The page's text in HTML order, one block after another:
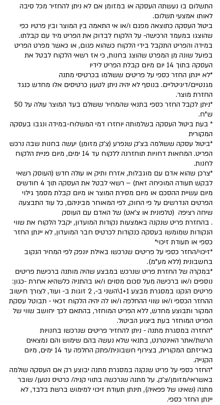
התשלום בו נעשתה העסקה או במזומן אם לא ניתן להחזיר מכל סיבה
לאותו אמצעי תשלום.
ביטול העסקה כתוצאה מפגם ו/או אי התאמה בין המוצר ובין פרטיו כפי
שהוצגו במעמד הרכישה- על הלקוח לבדוק את הפריט מיד עם קבלתו.
במידה והפריט התקבל בידי הלקוח כשהוא פגום, או כאשר מפרט הפריט
בפועל שונה מן המפרט שהוצג בחנות, כי אז רשאי הלקוח לבטל את
העסקה בתוך 14 יום מיום קבלת הפריט לידיו
*לא יינתן החזר כספי על פריטים ששולמו בכרטיסי מתנה
מגנטיים/דיגיטליים. בנוסף לא יהיה ניתן לטעון כרטיסים אלו מחדש כנגד
החזרת מוצר.
*ניתן לקבל החזר כספי בתנאי שהמחיר ששולם בעד המוצר עולה על 50
ש"ח.
* בעת ביטול העסקה בשלמותה יוחזרו דמי המשלוח-במידה ונגבו בעסקה
המקורית
*ביטול עסקה ששולמה בצ'ק שנפרע (צ'ק מזומן) יעשה בחנות שבה נרכש
הפריט. המחאות דחויות תוחזרנה ללקוח עד 14 ימים, מיום פניית הלקוח
לחנות.
*צרכן שהוא אדם עם מוגבלות, אזרח ותיק או עולה חדש (העוסק רשאי
לבקש תעודה המוכיחה זאת) – רשאי לבטל את העסקה תוך 4 חודשים
מיום עשיית ההסכם או מיום מסירת המוצר או מיום קבלת מסמך גילוי
הפרטים הנדרשים על פי החוק, לפי המאוחר מביניהם, כל עוד התבצעה
שיחה רציפה (טלפונית או צ'אט) של האדם עם העוסק
. בהחזרת פריט שנקנה באמצעות נקודות המועדון, יקבל הלקוח את שווי
הנקודות שמומשו בעסקה כנקודות לכרטיס חבר המועדון, לא יינתן החזר
כספי או תעודת זיכוי*
*זיכוי/החזר כספי על פריטים שנרכשו באילת יונפק לפי המחיר הנקוב
בחשבונית (ללא מע"מ).
*במקרה של החזרת פריט שנרכש במבצע שהיה מותנה ברכישת פריטים
נוספים ו/או ברכישה מעל סכום מסוים ו/או בהתניה כלשהיא אחרת -כגון:
פריטים הנקנו במסגרת מבצע 1+1\השני ב-, 2 זוגות ב- ועוד, לצורך חישוב
ההחזר הכספי ו/או שווי ההחלפה ו/או לה יהיה הלקוח זכאי - תבוטל עסקת
המקור ותבוצע מחדש, ללא הפריט המוחזר, בהתאם לכך יחושב שווי של
הפריט המוחזר בעת ביצוע הביטול.
*החזרה במסגרת מתנה - ניתן להחזיר פריטים שנרכשו בחנויות
הרשת/אתר האינטרנט, בתנאי שלא נעשה בהם שימוש והם נמצאים
באריזתם המקורית, בצירוף חשבונית/פתק החלפה עד 14 ימים, מיום
הקנייה.
*החזר כספי על פריט שנקנה במסגרת מתנה יבוצע רק אם העסקה שולמה
באשראי/מזומן/צ'ק. על מתנה שנרכשה בתווי קניה/ כרטיס נטען/ שובר
מתנה (שאינו של פפאיה), תינתן תעודת זיכוי למימוש ברשת בלבד, לא
יינתן החזר כספי.